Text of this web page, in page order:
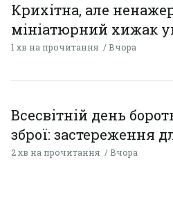
Крихітна, але
мініатюрний хижак
1 хв на прочитання Вчора
Всесвітній день
зброї: застереження
2 хв на прочитання Вчора